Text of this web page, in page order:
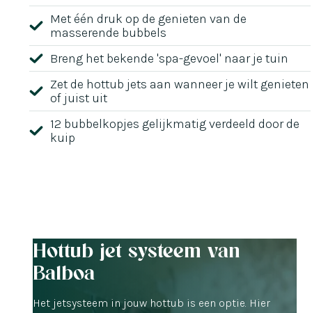
Met één druk op de genieten van de
masserende bubbels
Breng het bekende 'spa-gevoel' naar je tuin
Zet de hottub jets aan wanneer je wilt genieten
of juist uit
12 bubbelkopjes gelijkmatig verdeeld door de
kuip
Hottub jet systeem van
Balboa
Het jetsysteem in jouw hottub is een optie. Hier